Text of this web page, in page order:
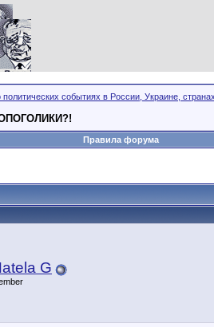
событиях в России, Украине,
Правила форума
G